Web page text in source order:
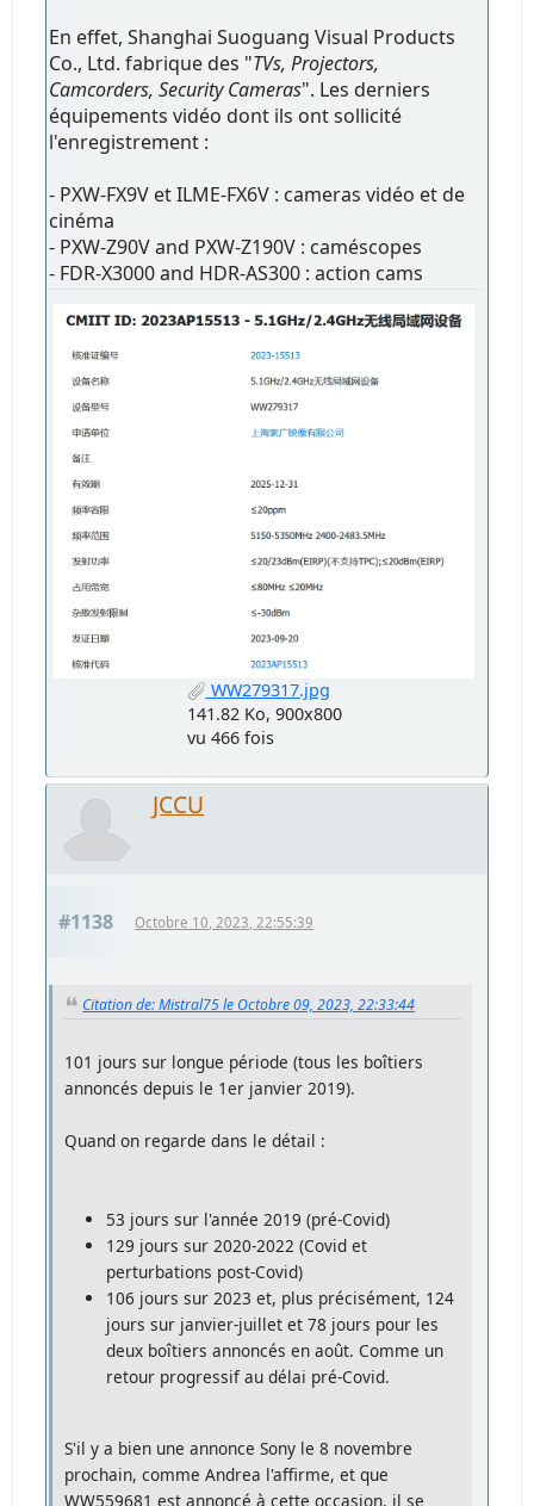
En effet, Shanghai Suoguang Visual Products
Co., Ltd. fabrique des "TVs, Projectors,
Camcorders, Security Cameras". Les derniers
équipements vidéo dont ils ont sollicité
l'enregistrement :
- PXW-FX9V et ILME-FX6V : cameras vidéo et de
cinéma
- PXW-Z90V and PXW-Z190V : caméscopes
- FDR-X3000 and HDR-AS300 : action cams
WW279317.jpg
141.82 Ko, 900x800
vu 466 fois
JCCU
#1138 Octobre 10, 2023, 22:55:39
Citation de: Mistral75 le Octobre 09, 2023, 22:33:44
101 jours sur longue période (tous les boîtiers
annoncés depuis le 1er janvier 2019).
Quand on regarde dans le détail :
53 jours sur l'année 2019 (pré-Covid)
129 jours sur 2020-2022 (Covid et
perturbations post-Covid)
106 jours sur 2023 et, plus précisément, 124
jours sur janvier-juillet et 78 jours pour les
deux boîtiers annoncés en août. Comme un
retour progressif au délai pré-Covid.
S'il y a bien une annonce Sony le 8 novembre
prochain, comme Andrea l'affirme, et que
WW559681 est annoncé à cette occasion, il se